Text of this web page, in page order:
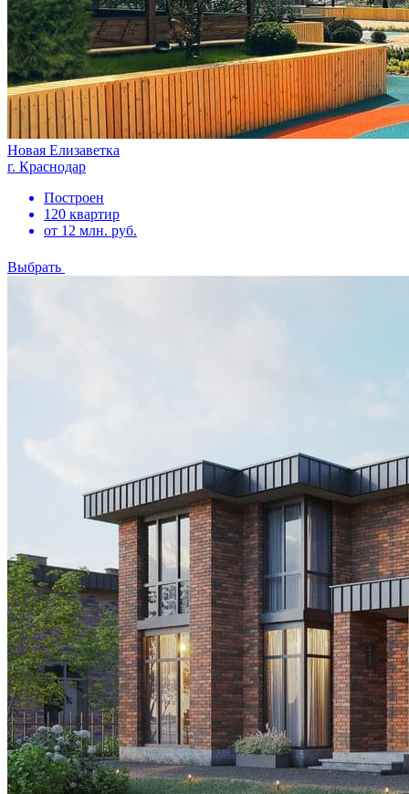
Новая Елизаветка
г. Краснодар
Построен
120 квартир
от 12 млн. руб.
Выбрать